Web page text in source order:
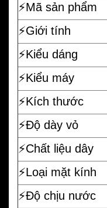
⚡️Mã sản phẩm
⚡️Giới tính
⚡️Kiểu dáng
⚡️Kiểu máy
⚡️Kích thước
⚡️Độ dày vỏ
⚡️Chất liệu dây
⚡️Loại mặt kính
⚡️Độ chịu nước